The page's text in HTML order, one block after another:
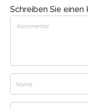
Schreiben Sie einen